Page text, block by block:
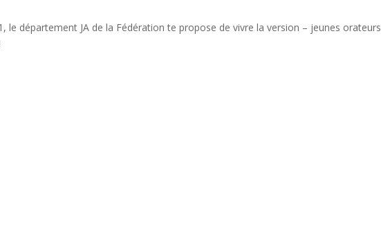
le département JA de la Fédération te propose de vivre la version – jeunes orateurs